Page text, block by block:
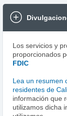
Los servicios y
proporcionados
FDIC
Lea un resumen
residentes de
información que
utilizamos dicha